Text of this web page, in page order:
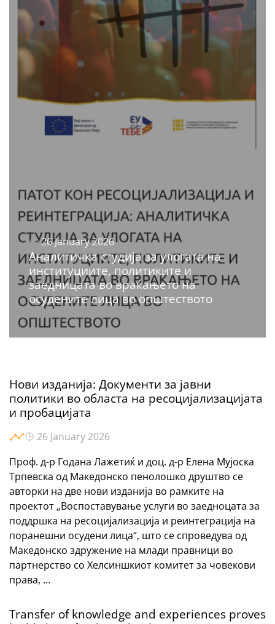
26 January 2026
Аналитичка студија за улогата на
институциите, политиките и
заедницата во враќањето на
осудените лица во општеството
Нови изданија: Документи за јавни
политики во областа на ресоцијализацијата
и пробацијата
26 January 2026
Проф. д-р Годана Лажетиќ и доц. д-р Елена Мујоска
Трпевска од Македонско пенолошко друштво се
авторки на две нови изданија во рамките на
проектот „Воспоставување услуги во заедноцата за
поддршка на ресоцијализација и реинтеграција на
поранешни осудени лица“, што се спроведува од
Македонско здружение на млади правници во
партнерство со Хелсиншкиот комитет за човекови
права, …
Transfer of knowledge and experiences proves